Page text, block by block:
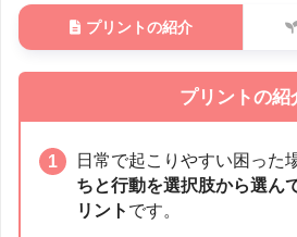
プリントの紹介
プリントの紹
日常で起こりやすい困った
ちと行動を選択肢から選ん
リント です。